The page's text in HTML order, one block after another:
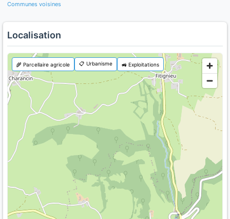
Communes voisines
Localisation
🌾 Parcellaire agricole 📋 Urbanisme 🚜 Exploitations